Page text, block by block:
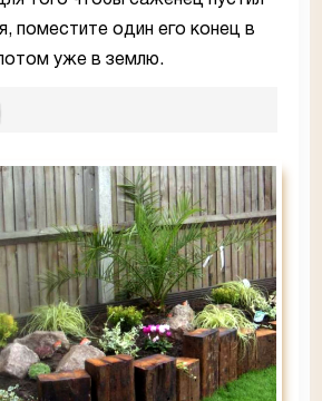
поместите один его конец в
уже в землю.